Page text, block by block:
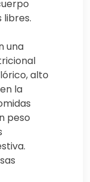
libres.
una
alto
la
peso